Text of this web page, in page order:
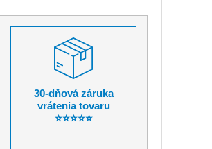
30-dňová záruka
vrátenia tovaru
⭐⭐⭐⭐⭐